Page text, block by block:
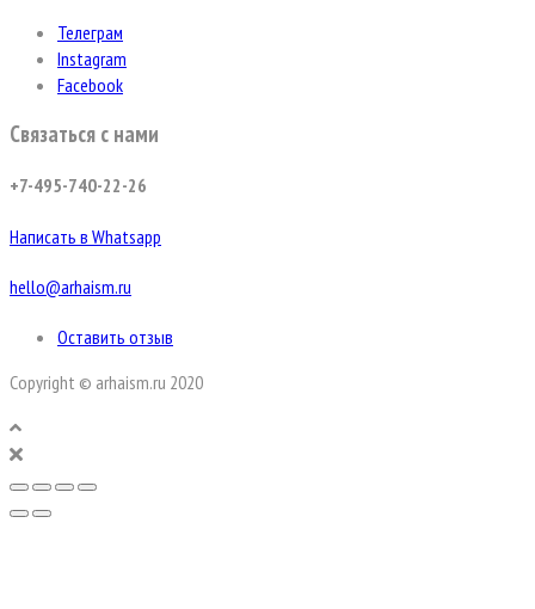
Телеграм
Instagram
Facebook
Связаться с нами
+7-495-740-22-26
Написать в Whatsapp
hello@arhaism.ru
Оставить отзыв
Copyright © arhaism.ru 2020